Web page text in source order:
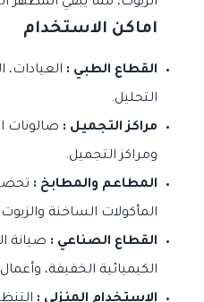
اماكن الاستخدام
القطاع الطبي :
التحليل.
مراكز التجميل : صالونات
ومراكز التجميل.
المطاعم والمطابخ :
المأكولات الساخنة والزيوت.
القطاع الصناعي : صيانة
الكيميائية الخفيفة،